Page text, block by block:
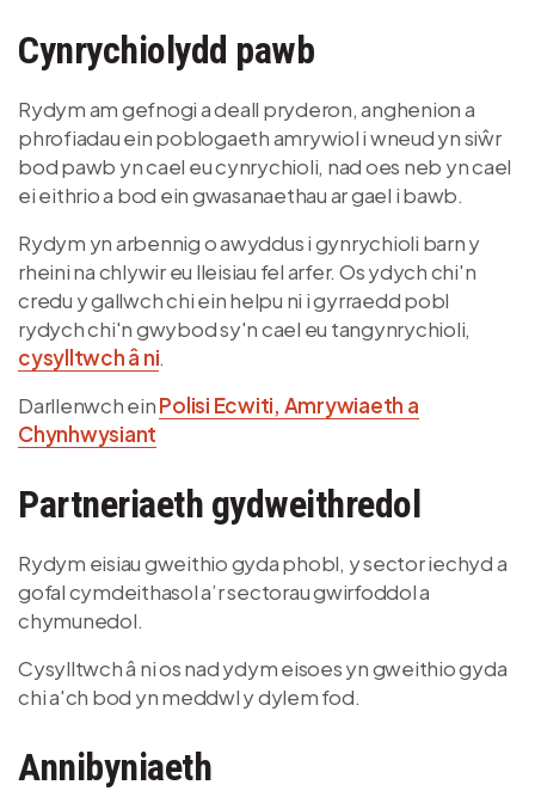
Cynrychiolydd pawb
Rydym am gefnogi a deall pryderon, anghenion a
phrofiadau ein poblogaeth amrywiol i wneud yn siŵr
bod pawb yn cael eu cynrychioli, nad oes neb yn cael
ei eithrio a bod ein gwasanaethau ar gael i bawb.
Rydym yn arbennig o awyddus i gynrychioli barn y
rheini na chlywir eu lleisiau fel arfer. Os ydych chi'n
credu y gallwch chi ein helpu ni i gyrraedd pobl
rydych chi'n gwybod sy'n cael eu tangynrychioli,
cysylltwch â ni.
Darllenwch einPolisi Ecwiti, Amrywiaeth a
Chynhwysiant
Partneriaeth gydweithredol
Rydym eisiau gweithio gyda phobl, y sector iechyd a
gofal cymdeithasol a’r sectorau gwirfoddol a
chymunedol.
Cysylltwch â ni os nad ydym eisoes yn gweithio gyda
chi a'ch bod yn meddwl y dylem fod.
Annibyniaeth